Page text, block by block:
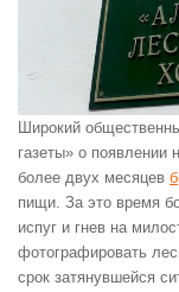
Широкий
газеты» о появлении
более двух месяцев
пищи. За это время
испуг и гнев на
фотографировать
срок затянувшейся